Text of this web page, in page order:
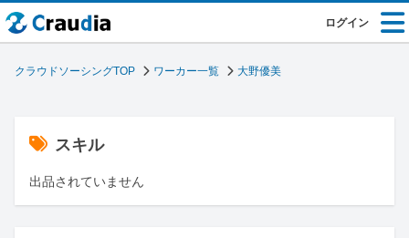
ログイン
クラウドソーシングTOP ワーカー一覧 大野優美
スキル
出品されていません